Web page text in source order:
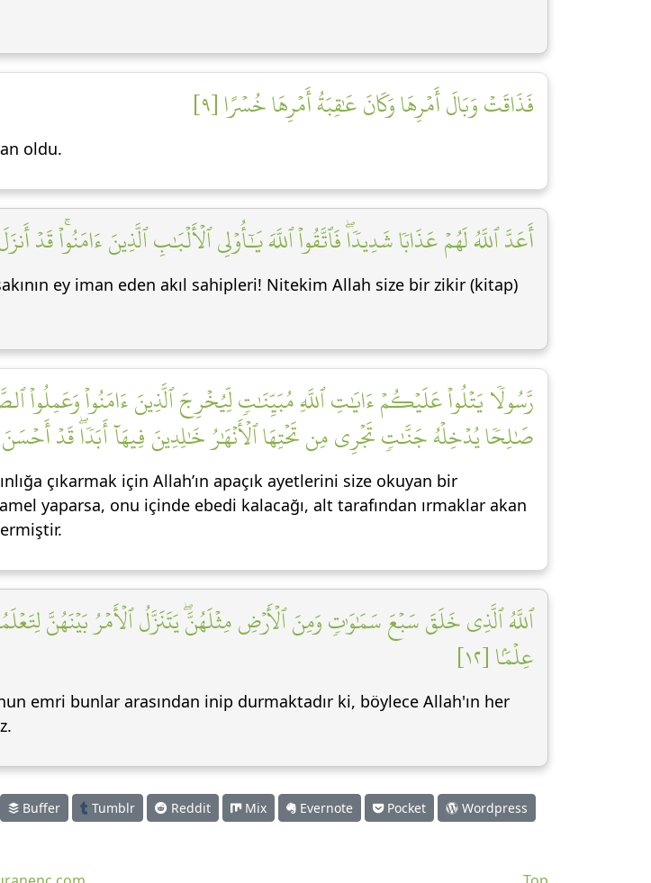
فَذَاقَتۡ وَبَالَ أَمۡرِهَا وَكَانَ عَٰقِبَةُ أَمۡرِهَا خُسۡرًا [٩]
oldu.
أَعَدَّ ٱللَّهُ لَهُمۡ عَذَابٗا شَدِيدٗاۖ فَٱتَّقُواْ ٱللَّهَ يَٰٓأُوْلِي ٱلۡأَلۡبَٰبِ ٱلَّذِينَ ءَامَنُواْۚ قَدۡ
ey iman eden akıl sahipleri! Nitekim Allah size bir zikir (kitap)
رَّسُولٗا يَتۡلُواْ عَلَيۡكُمۡ ءَايَٰتِ ٱللَّهِ مُبَيِّنَٰتٖ لِّيُخۡرِجَ ٱلَّذِينَ ءَامَنُواْ وَعَمِلُواْ
صَٰلِحٗا يُدۡخِلۡهُ جَنَّٰتٖ تَجۡرِي مِن تَحۡتِهَا ٱلۡأَنۡهَٰرُ خَٰلِدِينَ فِيهَآ أَبَدٗاۖ قَدۡ أَحۡسَنَ
çıkarmak için Allah’ın apaçık ayetlerini size okuyan bir
yaparsa, onu içinde ebedi kalacağı, alt tarafından ırmaklar akan
ٱللَّهُ ٱلَّذِي خَلَقَ سَبۡعَ سَمَٰوَٰتٖ وَمِنَ ٱلۡأَرۡضِ مِثۡلَهُنَّۖ يَتَنَزَّلُ ٱلۡأَمۡرُ بَيۡنَهُنَّ
عِلۡمَۢا [١٢]
emri bunlar arasından inip durmaktadır ki, böylece Allah'ın her
Buffer Tumblr Reddit Mix Evernote Pocket Wordpress